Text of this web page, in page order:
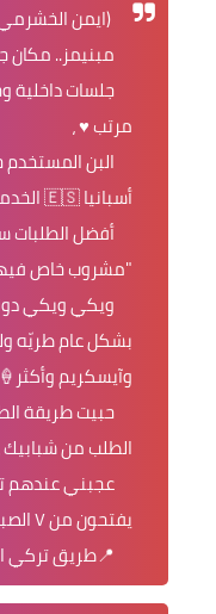
(ايمن
مبنيمز.. مكان
جلسات داخلية
مرتب ♥️ ،
البن
أسبانيا 🇪🇸 الخدمة ممتازة
أفضل الطلبات
"مشروب خاص
ويكي ويكي
بشكل عام طريّه
وآيسكريم
حبيت طريقة
الطلب من شبابيك
عجبني عندهم
يفتحون من ٧ الصباح ☀️
‏📍طريق تركي